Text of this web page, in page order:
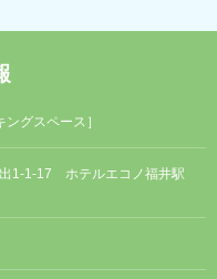
グスペース］
1-1-17 ホテルエコノ福井駅